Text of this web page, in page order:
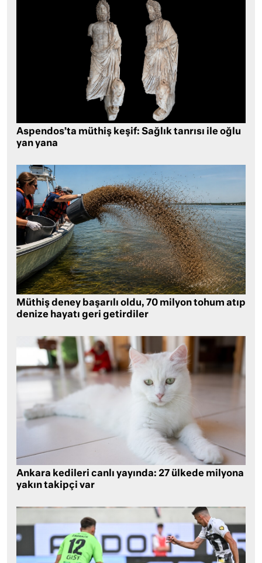
Aspendos’ta müthiş keşif: Sağlık tanrısı ile oğlu
yan yana
Müthiş deney başarılı oldu, 70 milyon tohum atıp
denize hayatı geri getirdiler
Ankara kedileri canlı yayında: 27 ülkede milyona
yakın takipçi var